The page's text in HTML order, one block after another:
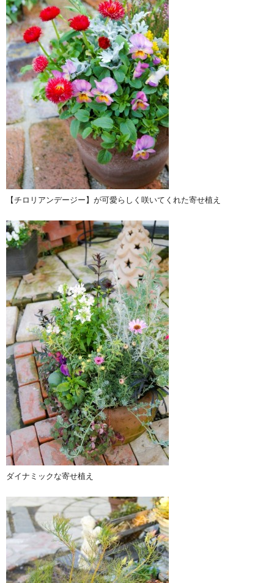
【チロリアンデージー】が可愛らしく咲いてくれた寄せ植え
ダイナミックな寄せ植え